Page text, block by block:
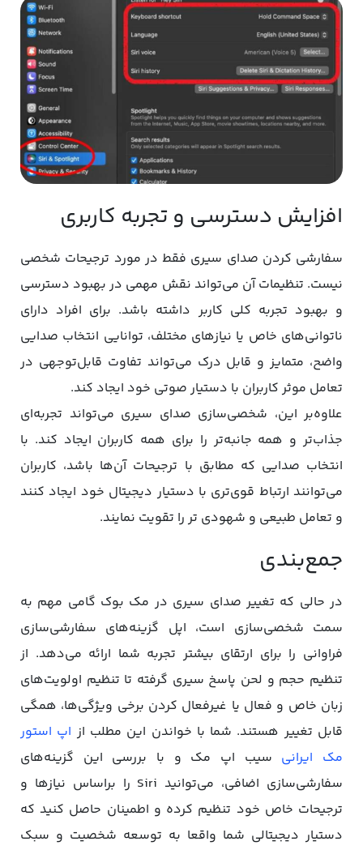
افزایش دسترسی و تجربه کاربری
سفارشی کردن صدای سیری فقط در مورد ترجیحات شخصی
نیست. تنظیمات آن می‌تواند نقش مهمی در بهبود دسترسی
و بهبود تجربه کلی کاربر داشته باشد. برای افراد دارای
ناتوانی‌های خاص یا نیازهای مختلف، توانایی انتخاب صدایی
واضح، متمایز و قابل درک می‌تواند تفاوت قابل‌توجهی در
تعامل موثر کاربران با دستیار صوتی خود ایجاد کند.
علاوه‌بر این، شخصی‌‌سازی صدای سیری می‌تواند تجربه‌ای
جذاب‌تر و همه ‌جانبه‌تر را برای همه کاربران ایجاد کند. با
انتخاب صدایی که مطابق با ترجیحات آن‌ها باشد، کاربران
می‌توانند ارتباط قوی‌تری با دستیار دیجیتال خود ایجاد کنند
و تعامل طبیعی و شهودی تر را تقویت نمایند.
جمع‌بندی
در حالی که تغییر صدای سیری در مک بوک گامی مهم به
سمت شخصی‌سازی است، اپل گزینه‌های سفارشی‌سازی
فراوانی را برای ارتقای بیشتر تجربه شما ارائه می‌دهد. از
تنظیم حجم و لحن پاسخ سیری گرفته تا تنظیم اولویت‌های
زبان خاص و فعال یا غیرفعال کردن برخی ویژگی‌ها، همگی
قابل تغییر هستند. شما با خواندن این مطلب از اپ استور
مک ایرانی سیب اپ مک و با بررسی این گزینه‌های
سفارشی‌سازی اضافی، می‌توانید Siri را براساس نیازها و
ترجیحات خاص خود تنظیم کرده و اطمینان حاصل کنید که
دستیار دیجیتالی شما واقعا به توسعه شخصیت و سبک